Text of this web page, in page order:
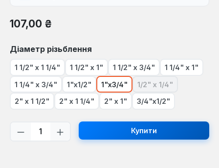
Звичайна ціна:
107,00 ₴
Виберіть
Діаметр різьблення
1 1/2" х 1 1/4" 1 1/2" х 1" 1 1/2" х 3/4" 1 1/4" х 1"
1 1/4" х 3/4" 1"х1/2" 1"х3/4" 1/2" х 1/4"(Ця опція наразі
2" х 1 1/2" 2" х 1 1/4" 2" х 1" 3/4"х1/2"
Кількість товару: Введіть потрібну
Купити